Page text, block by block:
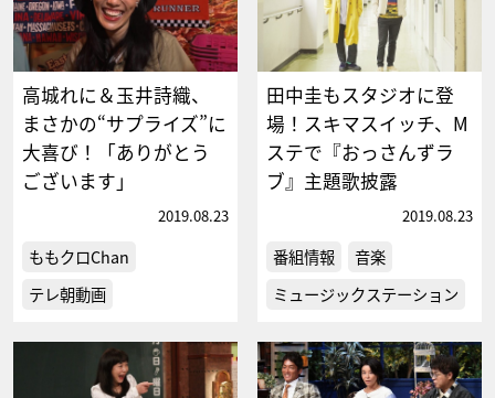
高城れに＆玉井詩織、
まさかの“サプライズ”に
大喜び！「ありがとう
ございます」
2019.08.23
ももクロChan
テレ朝動画
田中圭もスタジオに登
場！スキマスイッチ、M
ステで『おっさんずラ
ブ』主題歌披露
2019.08.23
番組情報
音楽
ミュージックステーション